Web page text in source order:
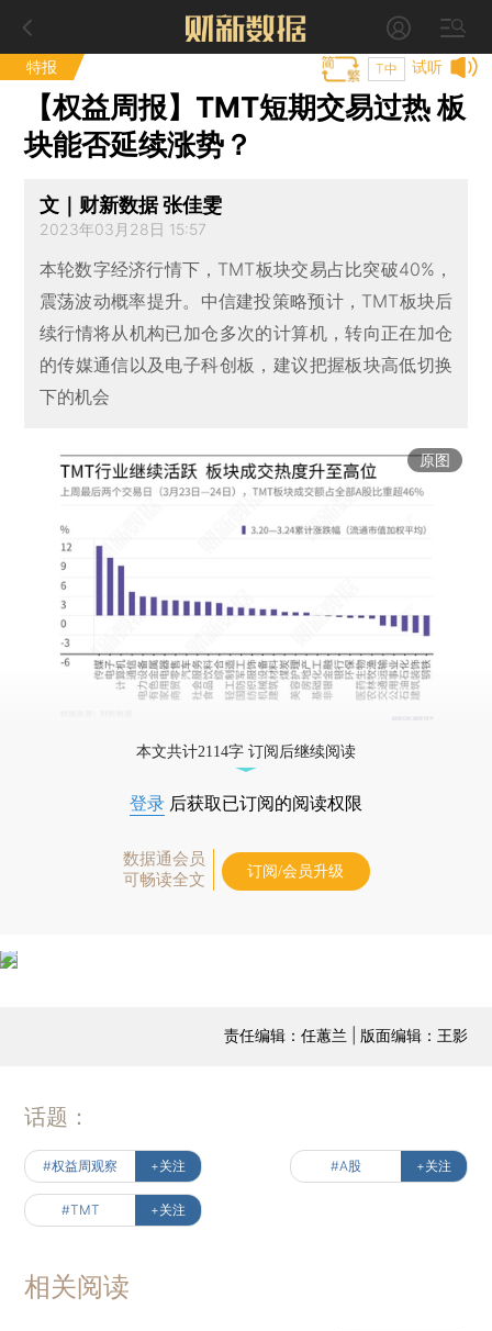
特报 试听
T中
【权益周报】TMT短期交易过热 板
块能否延续涨势？
文｜财新数据 张佳雯
2023年03月28日 15:57
本轮数字经济行情下，TMT板块交易占比突破40%，
震荡波动概率提升。中信建投策略预计，TMT板块后
续行情将从机构已加仓多次的计算机，转向正在加仓
的传媒通信以及电子科创板，建议把握板块高低切换
下的机会
原图
本文共计2114字 订阅后继续阅读
登录 后获取已订阅的阅读权限
数据通会员
可畅读全文
订阅/会员升级
责任编辑：任蕙兰 | 版面编辑：王影
话题：
#权益周观察 +关注 #A股 +关注
#TMT +关注
相关阅读